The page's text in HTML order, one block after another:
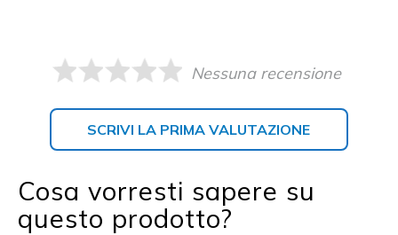
Nessuna recensione
SCRIVI LA PRIMA VALUTAZIONE
Cosa vorresti sapere su
questo prodotto?